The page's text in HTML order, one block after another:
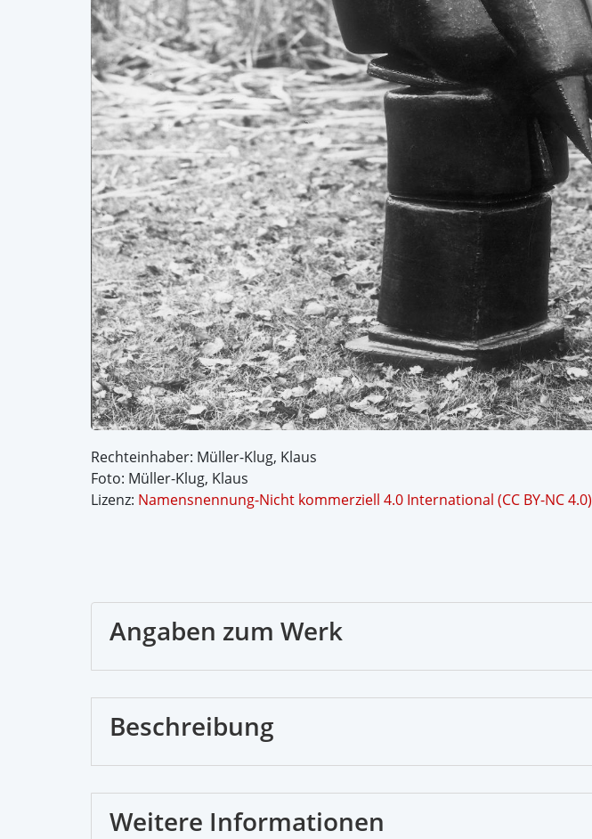
Rechteinhaber: Müller-Klug, Klaus
Foto: Müller-Klug, Klaus
Lizenz: Namensnennung-Nicht kommerziell 4.0 International (CC BY-NC 4.0)
Angaben zum Werk
Beschreibung
Weitere Informationen